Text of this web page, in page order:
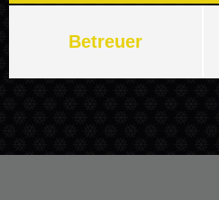
Betreuer